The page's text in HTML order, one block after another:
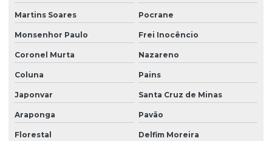
Martins Soares Pocrane
Monsenhor Paulo Frei Inocêncio
Coronel Murta Nazareno
Coluna Pains
Japonvar Santa Cruz de Minas
Araponga Pavão
Florestal Delfim Moreira